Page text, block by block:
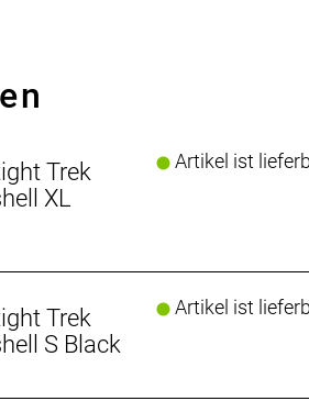
deiner Radhose
es mit kaltem Wasser im
d
Antimikrobiell
100 % recyceltes
Trek
XL
Artikel ist
Trek
S Black
Artikel ist